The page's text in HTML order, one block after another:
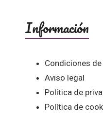
Información
Condiciones
Aviso legal
Política de
Política de